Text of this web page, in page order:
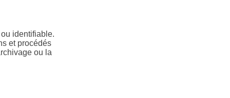
identifiable.
et procédés
ou la